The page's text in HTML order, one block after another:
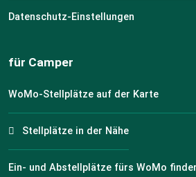
Datenschutz-Einstellungen
für Camper
WoMo-Stellplätze auf der Karte
Stellplätze in der Nähe
Ein- und Abstellplätze fürs WoMo